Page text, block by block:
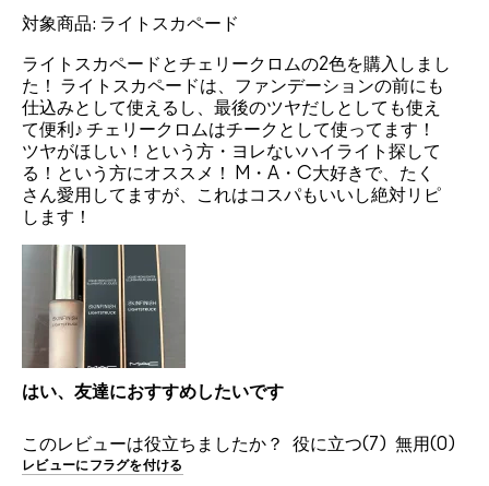
対象商品: ライトスカペード
ライトスカペードとチェリークロムの2色を購入しまし
た！ ライトスカペードは、ファンデーションの前にも
仕込みとして使えるし、最後のツヤだしとしても使え
て便利♪ チェリークロムはチークとして使ってます！
ツヤがほしい！という方・ヨレないハイライト探して
る！という方にオススメ！ M・A・C大好きで、たく
さん愛用してますが、これはコスパもいいし絶対リピ
します！
はい、友達におすすめしたいです
このレビューは役立ちましたか？ 7 0
レビューにフラグを付ける